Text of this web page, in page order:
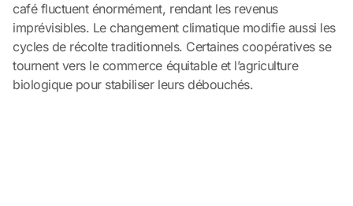
café fluctuent énormément, rendant les revenus
imprévisibles. Le changement climatique modifie aussi les
cycles de récolte traditionnels. Certaines coopératives se
tournent vers le commerce équitable et l’agriculture
biologique pour stabiliser leurs débouchés.